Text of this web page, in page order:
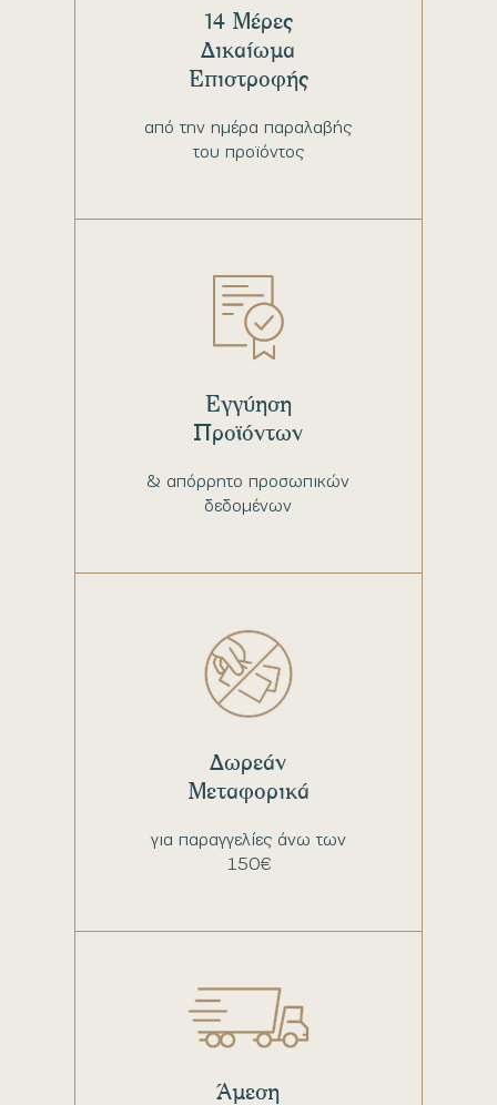
από την ημέρα παραλαβής
του προϊόντος
14 Μέρες
Δικαίωμα
Επιστροφής
& απόρρητο προσωπικών
δεδομένων
Εγγύηση
Προϊόντων
για παραγγελίες άνω των
150€
Δωρεάν
Μεταφορικά
Άμεση